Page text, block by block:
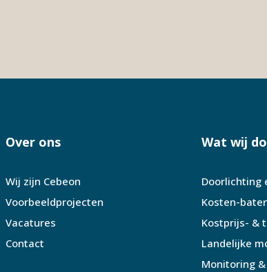
Over ons
Wij zijn Cebeon
Voorbeeldprojecten
Vacatures
Contact
Wat wij
Doorlichting
Kosten-
Kostprijs- &
Landelijke
Monitoring